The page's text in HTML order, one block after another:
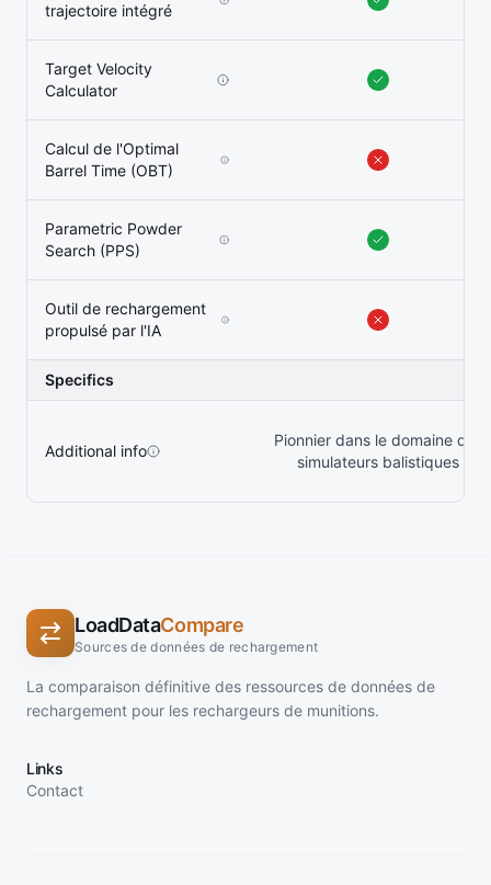
trajectoire intégré
Target Velocity
Calculator
Calcul de l'Optimal
Barrel Time (OBT)
Parametric Powder
Search (PPS)
Outil de rechargement
propulsé par l'IA
Specifics
Additional info
Pionnier dans le domaine des
simulateurs balistiques
LoadDataCompare
Sources de données de rechargement
La comparaison définitive des ressources de données de
rechargement pour les rechargeurs de munitions.
Links
Contact